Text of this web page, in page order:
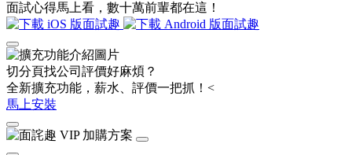
面試心得馬上看，數十萬前輩都在這！
切分頁找公司評價好麻煩？
全新擴充功能，薪水、評價一把抓！<
馬上安裝